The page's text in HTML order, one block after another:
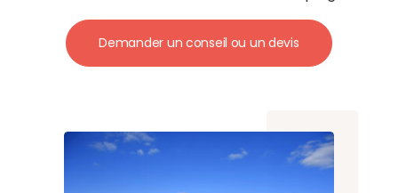
détente en bord de plage.
Demander un conseil ou un devis